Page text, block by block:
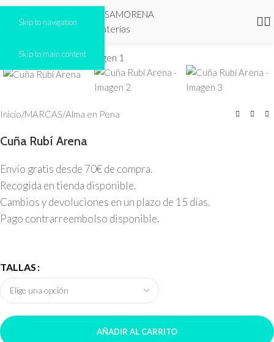
Skip to navigation
Skip to main content
Inicio/MARCAS/Alma en Pena
Cuña Rubí Arena
Envío gratis desde 70€ de compra.
Recogida en tienda disponible.
Cambios y devoluciones en un plazo de 15 días.
Pago contrarreembolso disponible.
TALLAS
AÑADIR AL CARRITO